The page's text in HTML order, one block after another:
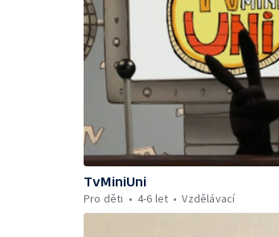
TvMiniUni
Pro děti
4-6 let Vzdělávací